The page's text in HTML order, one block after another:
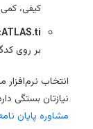
کیفی،
ATLAS.ti:
بر روی
انتخاب
نیازتان بستگی
مشاوره پایان